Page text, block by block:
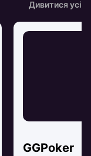
Дивитися усі
GGPoker